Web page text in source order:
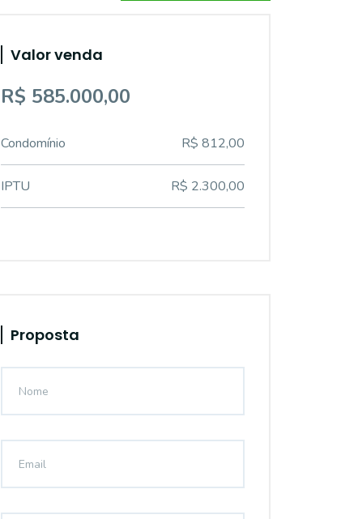
Valor venda
R$ 585.000,00
Condomínio R$ 812,00
IPTU R$ 2.300,00
Proposta